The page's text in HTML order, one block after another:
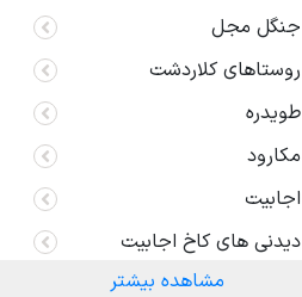
جنگل مجل
روستاهای کلاردشت
طویدره
مکارود
اجابیت
دیدنی های کاخ اجابیت
مشاهده بیشتر